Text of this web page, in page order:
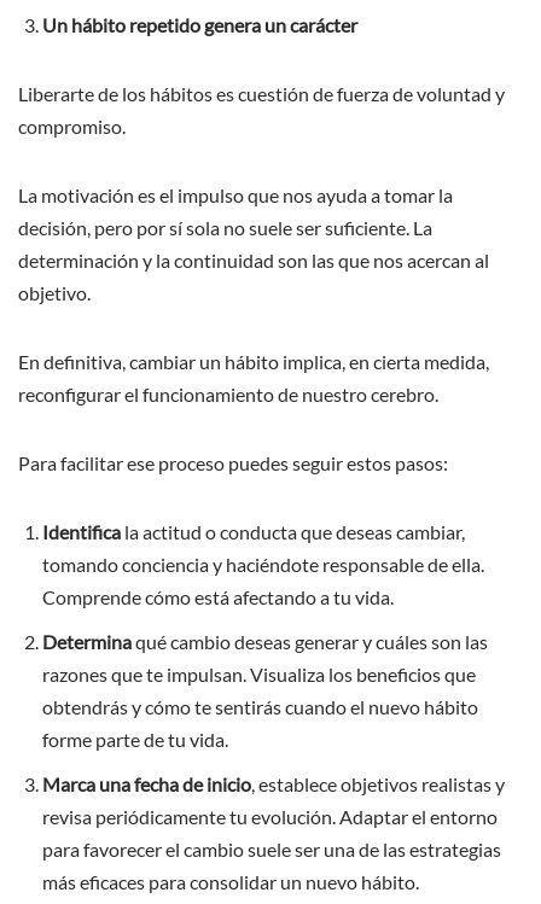
Un hábito repetido genera un carácter
Liberarte de los hábitos es cuestión de fuerza de voluntad y
compromiso.
La motivación es el impulso que nos ayuda a tomar la
decisión, pero por sí sola no suele ser suficiente. La
determinación y la continuidad son las que nos acercan al
objetivo.
En definitiva, cambiar un hábito implica, en cierta medida,
reconfigurar el funcionamiento de nuestro cerebro.
Para facilitar ese proceso puedes seguir estos pasos:
Identifica la actitud o conducta que deseas cambiar,
tomando conciencia y haciéndote responsable de ella.
Comprende cómo está afectando a tu vida.
Determinaqué cambio deseas generar y cuáles son las
razones que te impulsan. Visualiza los beneficios que
obtendrás y cómo te sentirás cuando el nuevo hábito
forme parte de tu vida.
Marca una fecha de inicio, establece objetivos realistas y
revisa periódicamente tu evolución. Adaptar el entorno
para favorecer el cambio suele ser una de las estrategias
más eficaces para consolidar un nuevo hábito.